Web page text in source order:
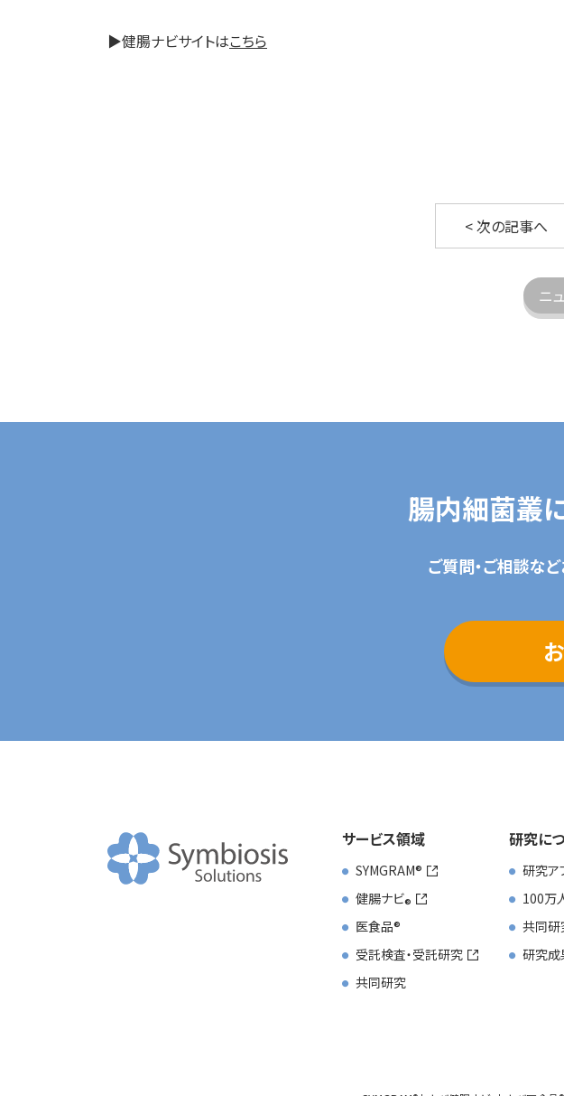
▶健腸ナビサイトはこちら
< 次の記事へ
ニ
腸内細菌叢
ご質問・ご相談な
サービス領域
SYMGRAM
健腸ナビ
医食品
受託検査・受託研究
共同研究
研究に
研究ア
100万
共同研
研究成